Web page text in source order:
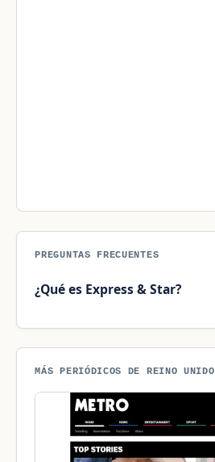
PREGUNTAS FRECUENTES
¿Qué es Express & Star?
MÁS PERIÓDICOS DE REINO UNIDO